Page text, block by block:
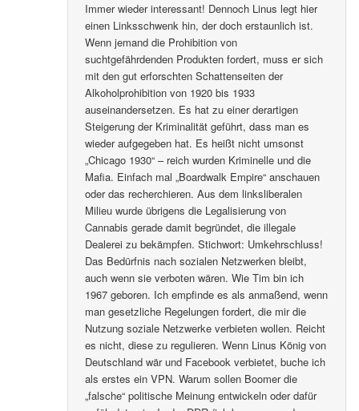
Immer wieder interessant! Dennoch Linus legt hier
einen Linksschwenk hin, der doch erstaunlich ist.
Wenn jemand die Prohibition von
suchtgefährdenden Produkten fordert, muss er sich
mit den gut erforschten Schattenseiten der
Alkoholprohibition von 1920 bis 1933
auseinandersetzen. Es hat zu einer derartigen
Steigerung der Kriminalität geführt, dass man es
wieder aufgegeben hat. Es heißt nicht umsonst
„Chicago 1930“ – reich wurden Kriminelle und die
Mafia. Einfach mal „Boardwalk Empire“ anschauen
oder das recherchieren. Aus dem linksliberalen
Milieu wurde übrigens die Legalisierung von
Cannabis gerade damit begründet, die illegale
Dealerei zu bekämpfen. Stichwort: Umkehrschluss!
Das Bedürfnis nach sozialen Netzwerken bleibt,
auch wenn sie verboten wären. Wie Tim bin ich
1967 geboren. Ich empfinde es als anmaßend, wenn
man gesetzliche Regelungen fordert, die mir die
Nutzung soziale Netzwerke verbieten wollen. Reicht
es nicht, diese zu regulieren. Wenn Linus König von
Deutschland wär und Facebook verbietet, buche ich
als erstes ein VPN. Warum sollen Boomer die
„falsche“ politische Meinung entwickeln oder dafür